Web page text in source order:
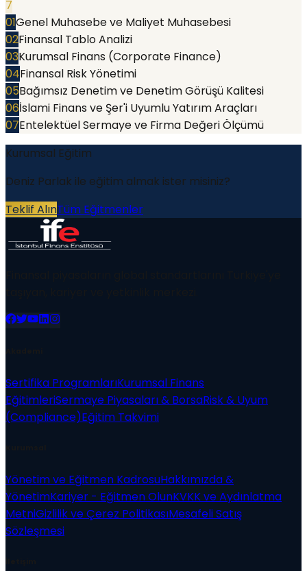
7
01Genel Muhasebe ve Maliyet Muhasebesi
02Finansal Tablo Analizi
03Kurumsal Finans (Corporate Finance)
04Finansal Risk Yönetimi
05Bağımsız Denetim ve Denetim Görüşü Kalitesi
06İslami Finans ve Şer'i Uyumlu Yatırım Araçları
07Entelektüel Sermaye ve Firma Değeri Ölçümü
Kurumsal Eğitim
Deniz Parlak ile eğitim almak ister misiniz?
Teklif AlınTüm Eğitmenler
Sertifika ProgramlarıKurumsal Finans
EğitimleriSermaye Piyasaları & BorsaRisk & Uyum
(Compliance)Eğitim Takvimi
Yönetim ve Eğitmen KadrosuHakkımızda &
YönetimKariyer - Eğitmen OlunKVKK ve Aydınlatma
MetniGizlilik ve Çerez PolitikasıMesafeli Satış
Sözleşmesi